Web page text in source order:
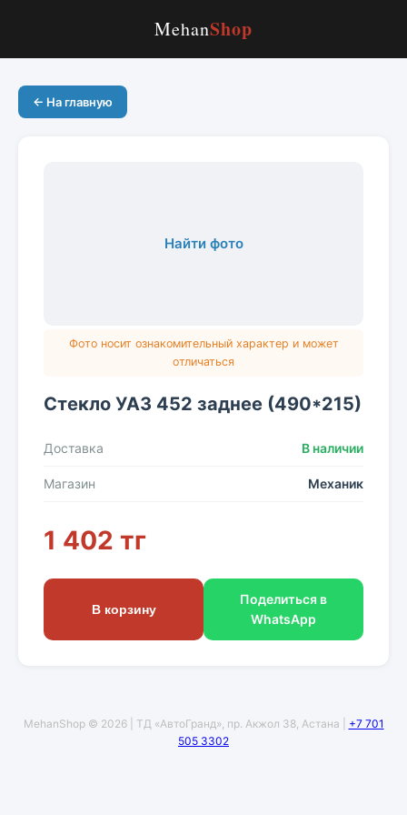
MehanShop
← На главную
Найти фото
Фото носит ознакомительный характер и может
отличаться
Стекло УАЗ 452 заднее (490*215)
Доставка В наличии
Магазин Механик
1 402 тг
В корзину
Поделиться в
WhatsApp
MehanShop © 2026 | ТД «АвтоГранд», пр. Акжол 38, Астана | +7 701
505 3302